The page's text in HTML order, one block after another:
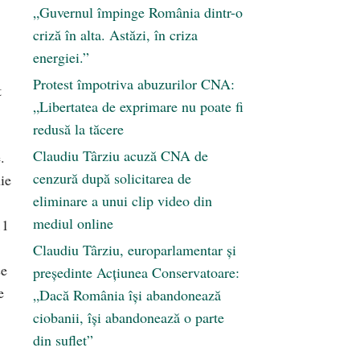
„Guvernul împinge România dintr-o
criză în alta. Astăzi, în criza
energiei.”
Protest împotriva abuzurilor CNA:
„Libertatea de exprimare nu poate fi
redusă la tăcere
Claudiu Târziu acuză CNA de
cenzură după solicitarea de
eliminare a unui clip video din
mediul online
Claudiu Târziu, europarlamentar și
președinte Acțiunea Conservatoare:
„Dacă România își abandonează
ciobanii, își abandonează o parte
din suflet”